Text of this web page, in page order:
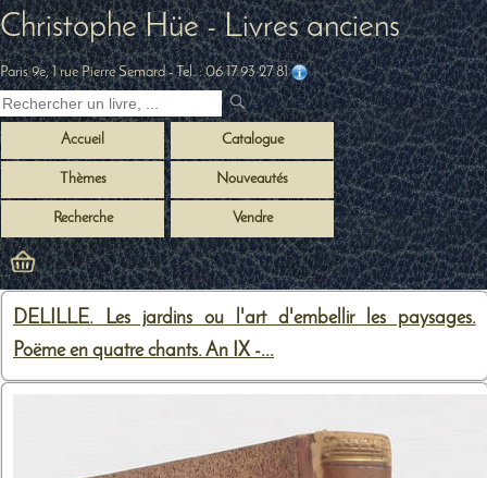
Christophe Hüe - Livres anciens
Paris 9e, 1 rue Pierre Semard- Tel. :06 17 93 27 81
Accueil Catalogue
Thèmes Nouveautés
Recherche Vendre
DELILLE. Les jardins ou l'art d'embellir les paysages.
Poëme en quatre chants. An IX -...